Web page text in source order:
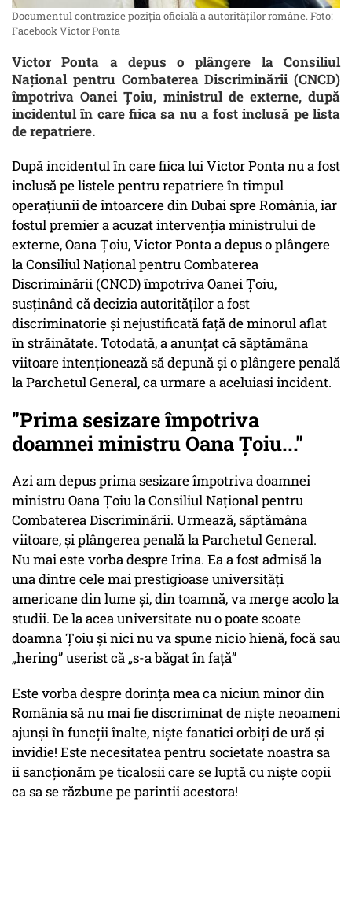
Documentul contrazice poziția oficială a autorităților române. Foto:
Facebook Victor Ponta
Victor Ponta a depus o plângere la Consiliul
Național pentru Combaterea Discriminării (CNCD)
împotriva Oanei Țoiu, ministrul de externe, după
incidentul în care fiica sa nu a fost inclusă pe lista
de repatriere.
După incidentul în care fiica lui Victor Ponta nu a fost
inclusă pe listele pentru repatriere în timpul
operațiunii de întoarcere din Dubai spre România, iar
fostul premier a acuzat intervenţia ministrului de
externe, Oana Țoiu, Victor Ponta a depus o plângere
la Consiliul Național pentru Combaterea
Discriminării (CNCD) împotriva Oanei Țoiu,
susținând că decizia autorităților a fost
discriminatorie și nejustificată față de minorul aflat
în străinătate. Totodată, a anunțat că săptămâna
viitoare intenționează să depună și o plângere penală
la Parchetul General, ca urmare a aceluiasi incident.
"Prima sesizare împotriva
doamnei ministru Oana Țoiu..."
Azi am depus prima sesizare împotriva doamnei
ministru Oana Țoiu la Consiliul Național pentru
Combaterea Discriminării. Urmează, săptămâna
viitoare, și plângerea penală la Parchetul General.
Nu mai este vorba despre Irina. Ea a fost admisă la
una dintre cele mai prestigioase universități
americane din lume și, din toamnă, va merge acolo la
studii. De la acea universitate nu o poate scoate
doamna Țoiu și nici nu va spune nicio hienă, focă sau
„hering” userist că „s-a băgat în față”
Este vorba despre dorința mea ca niciun minor din
România să nu mai fie discriminat de niște neoameni
ajunși în funcții înalte, niște fanatici orbiți de ură și
invidie! Este necesitatea pentru societate noastra sa
ii sancționăm pe ticalosii care se luptă cu niște copii
ca sa se răzbune pe parintii acestora!